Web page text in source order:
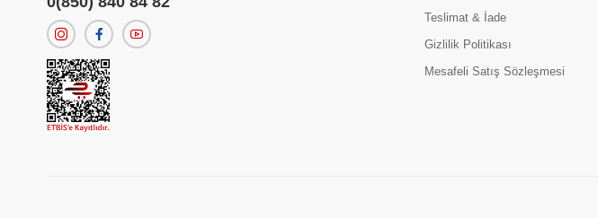
Teslimat & İade
Gizlilik Politikası
Mesafeli Satış Sözleşmesi